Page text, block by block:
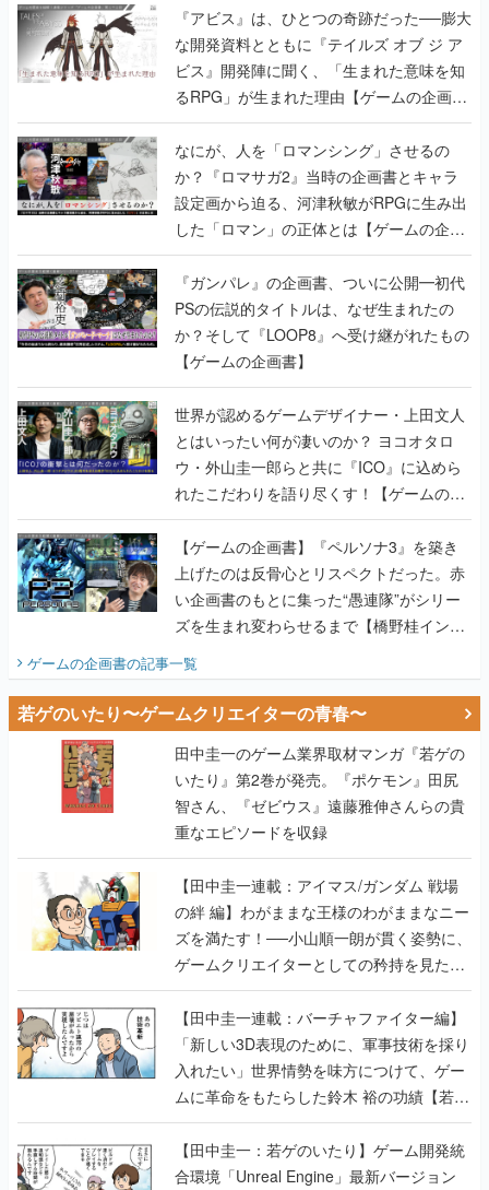
『アビス』は、ひとつの奇跡だった──膨大
な開発資料とともに『テイルズ オブ ジ ア
ビス』開発陣に聞く、「生まれた意味を知
るRPG」が生まれた理由【ゲームの企画
書】
なにが、人を「ロマンシング」させるの
か？『ロマサガ2』当時の企画書とキャラ
設定画から迫る、河津秋敏がRPGに生み出
した「ロマン」の正体とは【ゲームの企画
書】
『ガンパレ』の企画書、ついに公開━初代
PSの伝説的タイトルは、なぜ生まれたの
か？そして『LOOP8』へ受け継がれたもの
【ゲームの企画書】
世界が認めるゲームデザイナー・上田文人
とはいったい何が凄いのか？ ヨコオタロ
ウ・外山圭一郎らと共に『ICO』に込めら
れたこだわりを語り尽くす！【ゲームの企
画書】
【ゲームの企画書】『ペルソナ3』を築き
上げたのは反骨心とリスペクトだった。赤
い企画書のもとに集った“愚連隊”がシリー
ズを生まれ変わらせるまで【橋野桂インタ
ビュー】
ゲームの企画書の記事一覧
若ゲのいたり〜ゲームクリエイターの青春〜
田中圭一のゲーム業界取材マンガ『若ゲの
いたり』第2巻が発売。『ポケモン』田尻
智さん、『ゼビウス』遠藤雅伸さんらの貴
重なエピソードを収録
【田中圭一連載：アイマス/ガンダム 戦場
の絆 編】わがままな王様のわがままなニー
ズを満たす！──小山順一朗が貫く姿勢に、
ゲームクリエイターとしての矜持を見た
【若ゲのいたり最終回】
【田中圭一連載：バーチャファイター編】
「新しい3D表現のために、軍事技術を採り
入れたい」世界情勢を味方につけて、ゲー
ムに革命をもたらした鈴木 裕の功績【若ゲ
のいたり】
【田中圭一：若ゲのいたり】ゲーム開発統
合環境「Unreal Engine」最新バージョン